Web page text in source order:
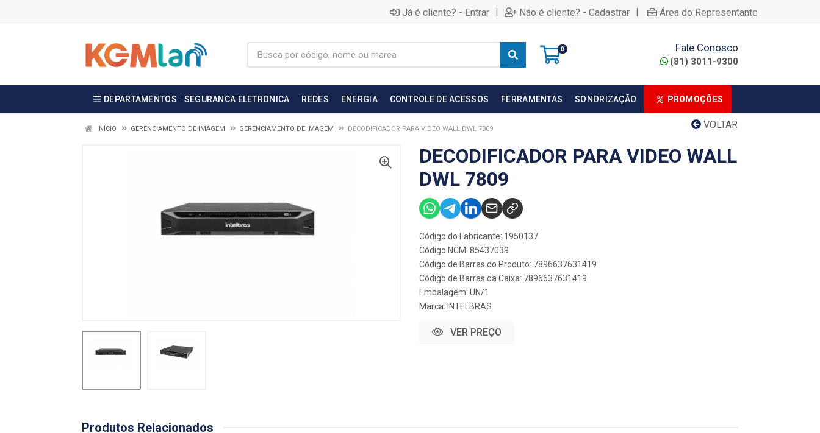
Já é cliente? - Entrar | Não é cliente? - Cadastrar | Área do Representante
0 Fale Conosco
(81) 3011-9300
DEPARTAMENTOS SEGURANCA ELETRONICA REDES ENERGIA CONTROLE DE ACESSOS FERRAMENTAS SONORIZAÇÃO PROMOÇÕES
VOLTAR
INÍCIO GERENCIAMENTO DE IMAGEM GERENCIAMENTO DE IMAGEM DECODIFICADOR PARA VIDEO WALL DWL 7809
DECODIFICADOR PARA VIDEO WALL
DWL 7809
Código do Fabricante: 1950137
Código NCM: 85437039
Código de Barras do Produto: 7896637631419
Código de Barras da Caixa: 7896637631419
Embalagem: UN/1
Marca: INTELBRAS
VER PREÇO
Produtos Relacionados